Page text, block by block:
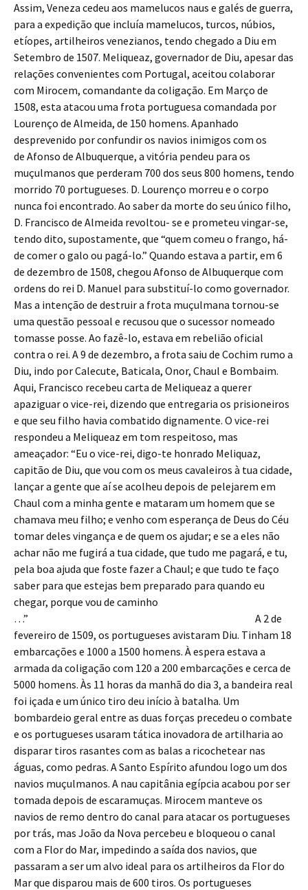
Assim, Veneza cedeu aos mamelucos naus e galés de guerra,
para a expedição que incluía mamelucos, turcos, núbios,
etíopes, artilheiros venezianos, tendo chegado a Diu em
Setembro de 1507. Meliqueaz, governador de Diu, apesar das
relações convenientes com Portugal, aceitou colaborar
com Mirocem, comandante da coligação. Em Março de
1508, esta atacou uma frota portuguesa comandada por
Lourenço de Almeida, de 150 homens. Apanhado
desprevenido por confundir os navios inimigos com os
de Afonso de Albuquerque, a vitória pendeu para os
muçulmanos que perderam 700 dos seus 800 homens, tendo
morrido 70 portugueses. D. Lourenço morreu e o corpo
nunca foi encontrado. Ao saber da morte do seu único filho,
D. Francisco de Almeida revoltou- se e prometeu vingar-se,
tendo dito, supostamente, que “quem comeu o frango, há-
de comer o galo ou pagá-lo.” Quando estava a partir, em 6
de dezembro de 1508, chegou Afonso de Albuquerque com
ordens do rei D. Manuel para substituí-lo como governador.
Mas a intenção de destruir a frota muçulmana tornou-se
uma questão pessoal e recusou que o sucessor nomeado
tomasse posse. Ao fazê-lo, estava em rebelião oficial
contra o rei. A 9 de dezembro, a frota saiu de Cochim rumo a
Diu, indo por Calecute, Baticala, Onor, Chaul e Bombaim.
Aqui, Francisco recebeu carta de Meliqueaz a querer
apaziguar o vice-rei, dizendo que entregaria os prisioneiros
e que seu filho havia combatido dignamente. O vice-rei
respondeu a Meliqueaz em tom respeitoso, mas
ameaçador: “Eu o vice-rei, digo-te honrado Meliquaz,
capitão de Diu, que vou com os meus cavaleiros à tua cidade,
lançar a gente que aí se acolheu depois de pelejarem em
Chaul com a minha gente e mataram um homem que se
chamava meu filho; e venho com esperança de Deus do Céu
tomar deles vingança e de quem os ajudar; e se a eles não
achar não me fugirá a tua cidade, que tudo me pagará, e tu,
pela boa ajuda que foste fazer a Chaul; e que tudo te faço
saber para que estejas bem preparado para quando eu
chegar, porque vou de caminho
…” A 2 de
fevereiro de 1509, os portugueses avistaram Diu. Tinham 18
embarcações e 1000 a 1500 homens. À espera estava a
armada da coligação com 120 a 200 embarcações e cerca de
5000 homens. Às 11 horas da manhã do dia 3, a bandeira real
foi içada e um único tiro deu início à batalha. Um
bombardeio geral entre as duas forças precedeu o combate
e os portugueses usaram tática inovadora de artilharia ao
disparar tiros rasantes com as balas a ricochetear nas
águas, como pedras. A Santo Espírito afundou logo um dos
navios muçulmanos. A nau capitânia egípcia acabou por ser
tomada depois de escaramuças. Mirocem manteve os
navios de remo dentro do canal para atacar os portugueses
por trás, mas João da Nova percebeu e bloqueou o canal
com a Flor do Mar, impedindo a saída dos navios, que
passaram a ser um alvo ideal para os artilheiros da Flor do
Mar que disparou mais de 600 tiros. Os portugueses